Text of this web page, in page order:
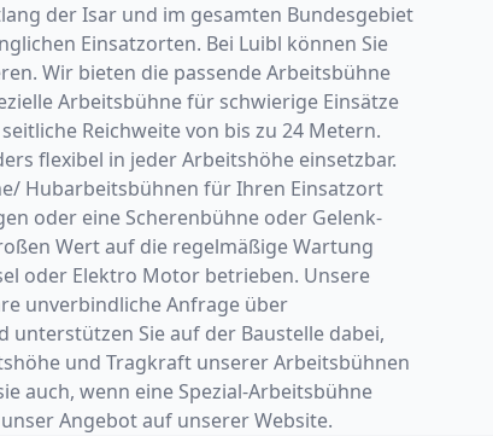
der Isar und im gesamten Bundesgebiet
Einsatzorten. Bei Luibl können Sie
Wir bieten die passende Arbeitsbühne
Arbeitsbühne für schwierige Einsätze
Reichweite von bis zu 24 Metern.
flexibel in jeder Arbeitshöhe einsetzbar.
Hubarbeitsbühnen für Ihren Einsatzort
oder eine Scherenbühne oder Gelenk-
Wert auf die regelmäßige Wartung
oder Elektro Motor betrieben. Unsere
unverbindliche Anfrage über
Sie auf der Baustelle dabei,
und Tragkraft unserer Arbeitsbühnen
auch, wenn eine Spezial-Arbeitsbühne
Angebot auf unserer Website.